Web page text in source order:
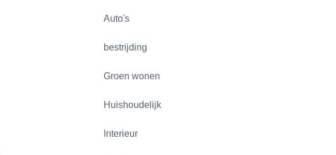
Auto's
bestrijding
Groen wonen
Huishoudelijk
Interieur